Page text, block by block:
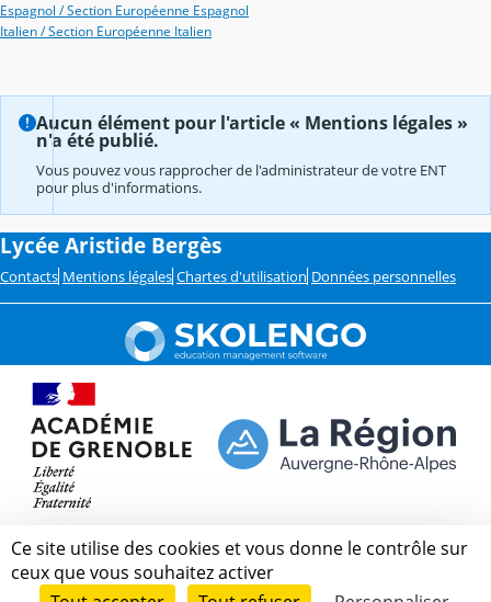
Espagnol / Section Européenne Espagnol
Italien / Section Européenne Italien
Aucun élément pour l'article « Mentions légales »
n'a été publié.
Vous pouvez vous rapprocher de l'administrateur de votre ENT
pour plus d'informations.
Lycée Aristide Bergès
Contacts Mentions légales Chartes d'utilisation Données personnelles
Ce site utilise des cookies et vous donne le contrôle sur
ceux que vous souhaitez activer